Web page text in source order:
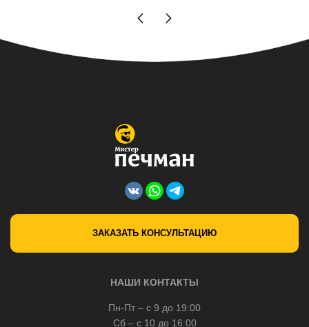
ЗАКАЗАТЬ КОНСУЛЬТАЦИЮ
НАШИ КОНТАКТЫ
Пн-Пт – с 9 до 19:00
Сб – с 10 до 16:00